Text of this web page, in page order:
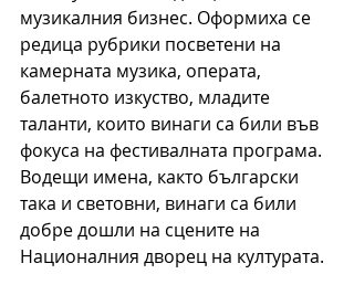
музикалния бизнес. Оформиха се
редица рубрики посветени на
камерната музика, операта,
балетното изкуство, младите
таланти, които винаги са били във
фокуса на фестивалната програма.
Водещи имена, както български
така и световни, винаги са били
добре дошли на сцените на
Националния дворец на културата.